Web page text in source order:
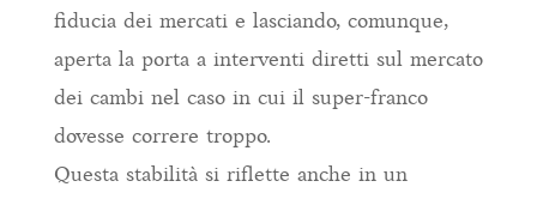
fiducia dei mercati e lasciando, comunque,
aperta la porta a interventi diretti sul mercato
dei cambi nel caso in cui il super-franco
dovesse correre troppo.
Questa stabilità si riflette anche in un